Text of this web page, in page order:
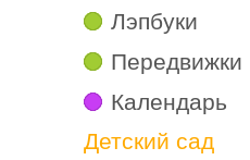
Лэпбуки
Передвижки
Календарь
Детский сад